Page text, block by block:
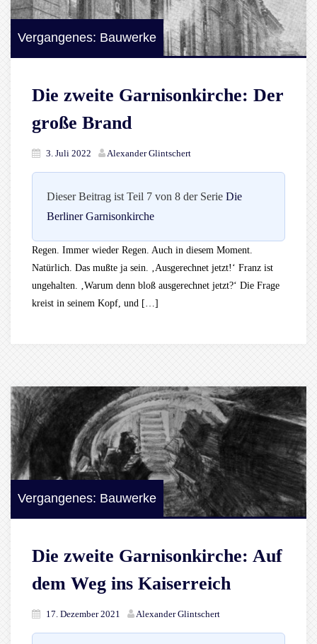
Vergangenes: Bauwerke
Die zweite Garnisonkirche: Der
große Brand
3. Juli 2022 Alexander Glintschert
Dieser Beitrag ist Teil 7 von 8 der Serie Die
Berliner Garnisonkirche
Regen. Immer wieder Regen. Auch in diesem Moment.
Natürlich. Das mußte ja sein. ‚Ausgerechnet jetzt!‘ Franz ist
ungehalten. ‚Warum denn bloß ausgerechnet jetzt?‘ Die Frage
kreist in seinem Kopf, und […]
Vergangenes: Bauwerke
Die zweite Garnisonkirche: Auf
dem Weg ins Kaiserreich
17. Dezember 2021 Alexander Glintschert